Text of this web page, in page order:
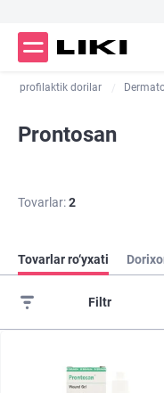
va profilaktik dorilar
Prontosan
Tovarlar:2
Tovarlar ro‘yxati
Filtr